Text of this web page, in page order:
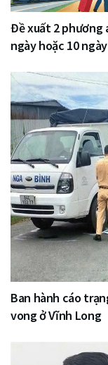
Đề xuất 2 phương
ngày hoặc 10
Ban hành cáo
vong ở Vĩnh Long